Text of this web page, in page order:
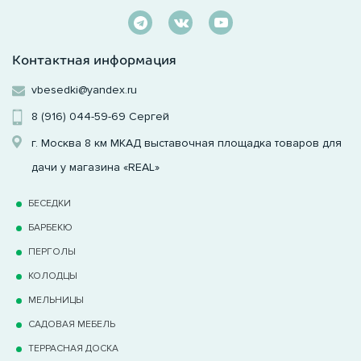
Контактная информация
vbesedki@yandex.ru
8 (916) 044-59-69 Сергей
г. Москва 8 км МКАД выставочная площадка товаров для
дачи у магазина «REAL»
БЕСЕДКИ
БАРБЕКЮ
ПЕРГОЛЫ
КОЛОДЦЫ
МЕЛЬНИЦЫ
САДОВАЯ МЕБЕЛЬ
ТЕРРАCНАЯ ДОСКА